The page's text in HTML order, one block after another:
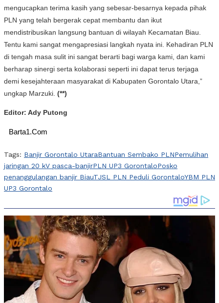
mengucapkan terima kasih yang sebesar-besarnya kepada pihak
PLN yang telah bergerak cepat membantu dan ikut
mendistribusikan langsung bantuan di wilayah Kecamatan Biau.
Tentu kami sangat mengapresiasi langkah nyata ini. Kehadiran PLN
di tengah masa sulit ini sangat berarti bagi warga kami, dan kami
berharap sinergi serta kolaborasi seperti ini dapat terus terjaga
demi kesejahteraan masyarakat di Kabupaten Gorontalo Utara,”
ungkap Marzuki. (**)
Editor: Ady Putong
Barta1.Com
Tags: Banjir Gorontalo UtaraBantuan Sembako PLNPemulihan
jaringan 20 kV pasca-banjirPLN UP3 GorontaloPosko
penanggulangan banjir BiauTJSL PLN Peduli GorontaloYBM PLN
UP3 Gorontalo